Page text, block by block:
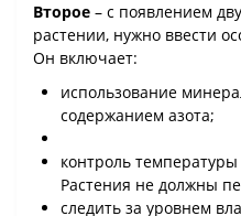
Второе – с появлением
растении, нужно ввести
Он включает:
использование
содержанием азота;
контроль
Растения не должны
следить за уровнем